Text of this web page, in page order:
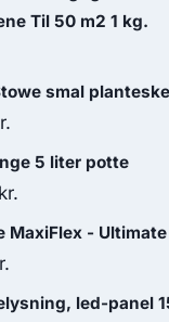
Til 50 m2 1 kg.
smal
5 liter potte
kr.
MaxiFlex - Ultimate
led-panel